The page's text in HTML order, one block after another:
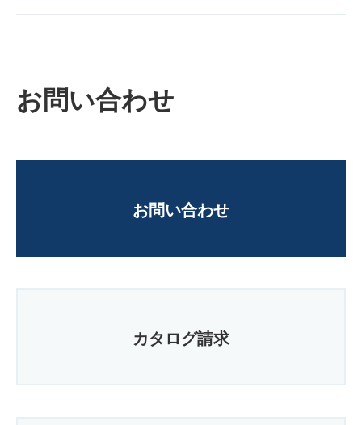
お問い合わせ
お問い合わせ
カタログ請求